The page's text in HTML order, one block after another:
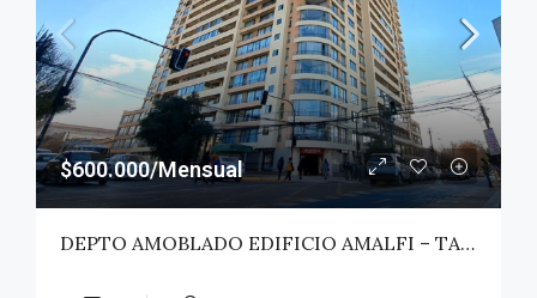
$600.000/Mensual
DEPTO AMOBLADO EDIFICIO AMALFI – TALCA